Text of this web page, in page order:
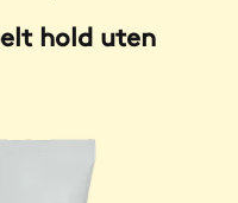
hold uten